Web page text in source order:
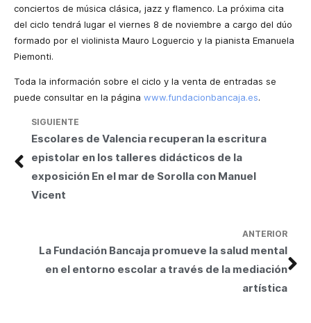
conciertos de música clásica, jazz y flamenco. La próxima cita
del ciclo tendrá lugar el viernes 8 de noviembre a cargo del dúo
formado por el violinista Mauro Loguercio y la pianista Emanuela
Piemonti.
Toda la información sobre el ciclo y la venta de entradas se
puede consultar en la página www.fundacionbancaja.es.
ANTERIOR
La Fundación Bancaja promueve la salud mental
en el entorno escolar a través de la mediación
artística
SIGUIENTE
Escolares de Valencia recuperan la escritura
epistolar en los talleres didácticos de la
exposición En el mar de Sorolla con Manuel
Vicent